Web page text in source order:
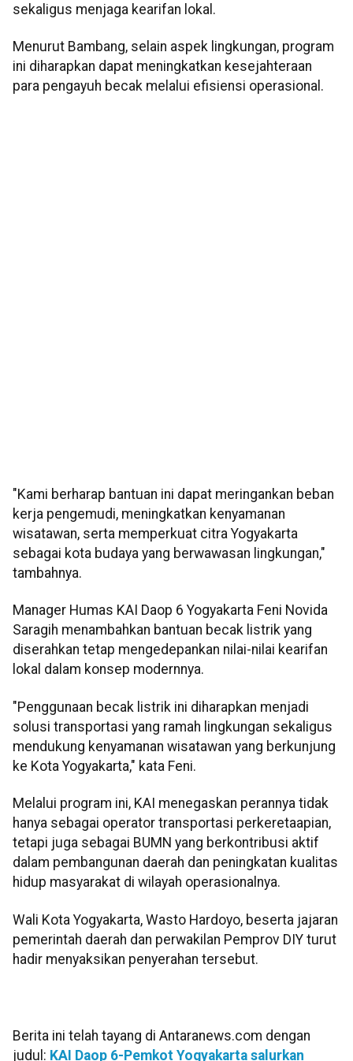
sekaligus menjaga kearifan lokal.
Menurut Bambang, selain aspek lingkungan, program
ini diharapkan dapat meningkatkan kesejahteraan
para pengayuh becak melalui efisiensi operasional.
"Kami berharap bantuan ini dapat meringankan beban
kerja pengemudi, meningkatkan kenyamanan
wisatawan, serta memperkuat citra Yogyakarta
sebagai kota budaya yang berwawasan lingkungan,"
tambahnya.
Manager Humas KAI Daop 6 Yogyakarta Feni Novida
Saragih menambahkan bantuan becak listrik yang
diserahkan tetap mengedepankan nilai-nilai kearifan
lokal dalam konsep modernnya.
"Penggunaan becak listrik ini diharapkan menjadi
solusi transportasi yang ramah lingkungan sekaligus
mendukung kenyamanan wisatawan yang berkunjung
ke Kota Yogyakarta," kata Feni.
Melalui program ini, KAI menegaskan perannya tidak
hanya sebagai operator transportasi perkeretaapian,
tetapi juga sebagai BUMN yang berkontribusi aktif
dalam pembangunan daerah dan peningkatan kualitas
hidup masyarakat di wilayah operasionalnya.
Wali Kota Yogyakarta, Wasto Hardoyo, beserta jajaran
pemerintah daerah dan perwakilan Pemprov DIY turut
hadir menyaksikan penyerahan tersebut.
Berita ini telah tayang di Antaranews.com dengan
judul: KAI Daop 6-Pemkot Yogyakarta salurkan